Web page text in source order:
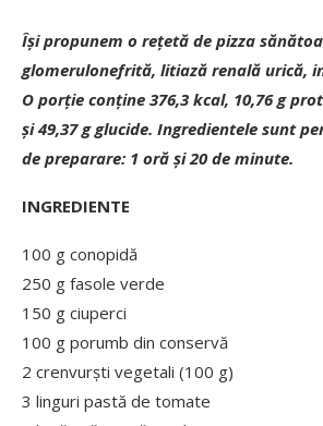
Își propunem o rețetă de pizza
glomerulonefrită, litiază renală urică,
O porție conține 376,3 kcal, 10,76 g
și 49,37 g glucide. Ingredientele sunt
de preparare: 1 oră și 20 de minute.
INGREDIENTE
100 g conopidă
250 g fasole verde
150 g ciuperci
100 g porumb din conservă
2 crenvurști vegetali (100 g)
3 linguri pastă de tomate